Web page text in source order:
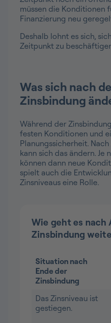
müssen die Konditionen
Finanzierung neu
Deshalb lohnt es sich,
Zeitpunkt zu
Was sich nach
Zinsbindung
Während der
festen Konditionen und
Planungssicherheit.
kann sich das ändern. Je
können dann neue
spielt auch die
Zinsniveaus eine Rolle.
Wie geht es nach
Zinsbindung
Situation nach
Ende der
Zinsbindung
Das Zinsniveau ist
gestiegen.